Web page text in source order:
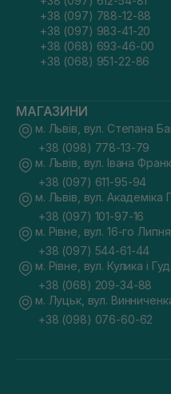
+38 (097) 788-12-88
+38 (097) 983-41-20
+38 (068) 693-46-00
+38 (068) 951-22-86
МАГАЗИНИ
м. Львів, вул. Степана
+38 (098) 778-13-79
м. Львів, вул. Івана
+38 (097) 611-95-94
м. Львів, вул. Академіка
+38 (097) 101-97-16
м. Рівне, вул. 16-го
+38 (097) 544-61-44
м. Рівне, вул. Кулика і
+38 (068) 209-34-88
м. Луцьк, вул.
+38 (098) 076-60-62